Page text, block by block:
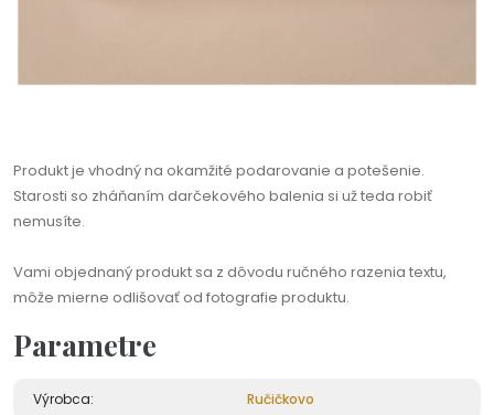
Produkt je vhodný na okamžité podarovanie a potešenie.
Starosti so zháňaním darčekového balenia si už teda robiť
nemusíte.
Vami objednaný produkt sa z dôvodu ručného razenia textu,
môže mierne odlišovať od fotografie produktu.
Parametre
Výrobca: Ručičkovo